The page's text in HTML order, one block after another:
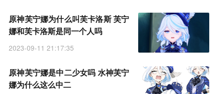
原神芙宁娜为什么叫芙卡洛斯 芙宁
娜和芙卡洛斯是同一个人吗
2023-09-11 21:17:35
原神芙宁娜是中二少女吗 水神芙宁
娜为什么这么中二